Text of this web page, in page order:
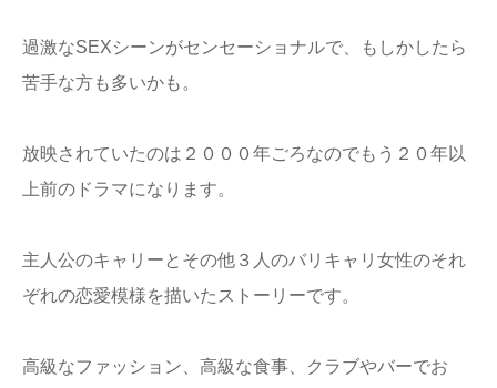
過激なSEXシーンがセンセーショナルで、もしかしたら
苦手な方も多いかも。
放映されていたのは２０００年ごろなのでもう２０年以
上前のドラマになります。
主人公のキャリーとその他３人のバリキャリ女性のそれ
ぞれの恋愛模様を描いたストーリーです。
高級なファッション、高級な食事、クラブやバーでお